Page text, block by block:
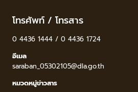
โทรศัพท์ / โทรสาร
0 4436 1444 / 0 4436 1724
อีเมล
saraban_05302105@dla.go.th
หมวดหมู่ข่าวสาร